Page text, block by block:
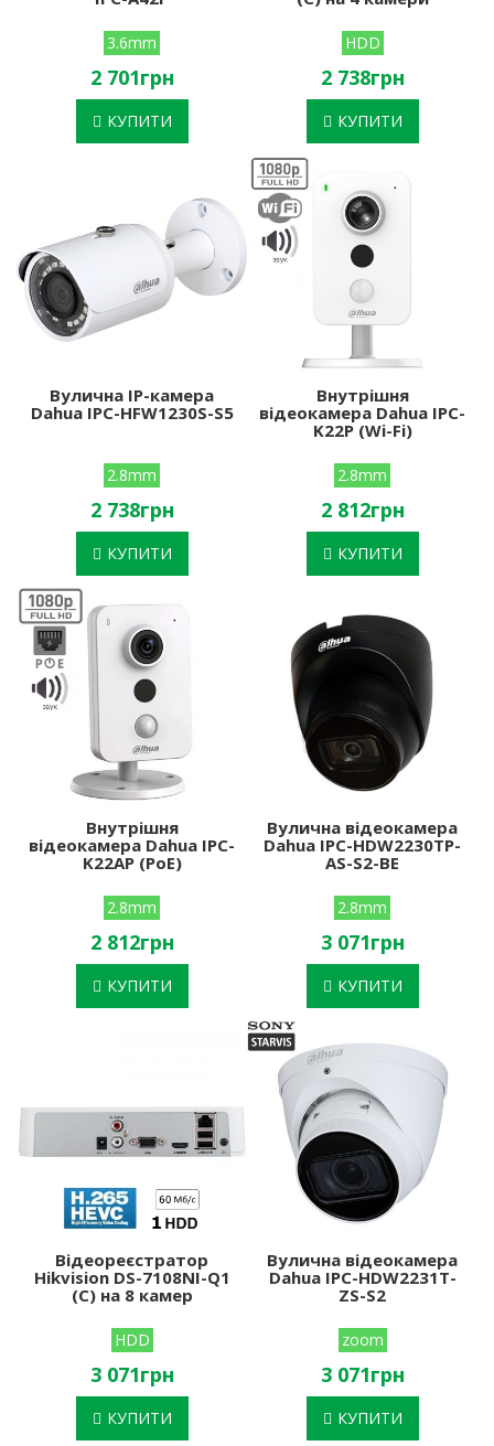
3.6mm
2 701грн
КУПИТИ
HDD
2 738грн
КУПИТИ
Вулична IP-камера
Dahua IPC-HFW1230S-S5
2.8mm
2 738грн
КУПИТИ
Внутрішня
відеокамера Dahua IPC-
K22P (Wi-Fi)
2.8mm
2 812грн
КУПИТИ
Внутрішня
відеокамера Dahua IPC-
K22AP (PoE)
2.8mm
2 812грн
КУПИТИ
Вулична відеокамера
Dahua IPC-HDW2230TP-
AS-S2-BE
2.8mm
3 071грн
КУПИТИ
Відеореєстратор
Hikvision DS-7108NI-Q1
(C) на 8 камер
HDD
3 071грн
КУПИТИ
Вулична відеокамера
Dahua IPC-HDW2231T-
ZS-S2
zoom
3 071грн
КУПИТИ